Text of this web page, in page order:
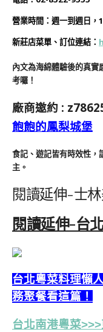
營業時間： 週一到週日
新莊店菜單、訂位連結：
內文為海綿體驗後的真實
考囉！
廠商邀約 :
飽飽的鳳梨城堡
食記、遊記皆有時效性，
主。
閱讀延伸-士
閱讀延伸-台
台北粵菜料理懶
務聚餐看這篇！
台北南港粵菜